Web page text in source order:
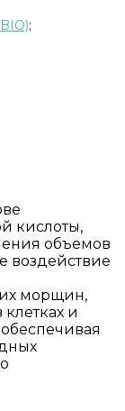
;
кислоты,
объемов
воздействие
морщин,
и